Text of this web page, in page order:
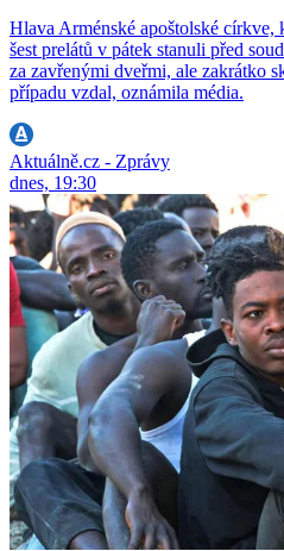
Hlava Arménské apoštolské
šest prelátů v pátek stanuli před
za zavřenými dveřmi, ale zakrátko
případu vzdal, oznámila média.
Aktuálně.cz - Zprávy
dnes, 19:30